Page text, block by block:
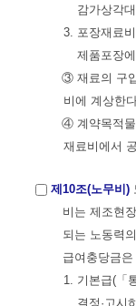
감가상각
3. 포장재료비
제품포장
③ 재료의 구
비에 계상한
④ 계약목적물
재료비에서
제10조(노무비)
비는 제조현
되는 노동력
급여충당금
1. 기본급(「
결정·고시